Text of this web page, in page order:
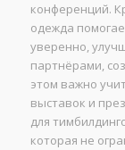
конференций.
одежда
уверенно,
партнёрами,
этом важно
выставок и
для
которая не